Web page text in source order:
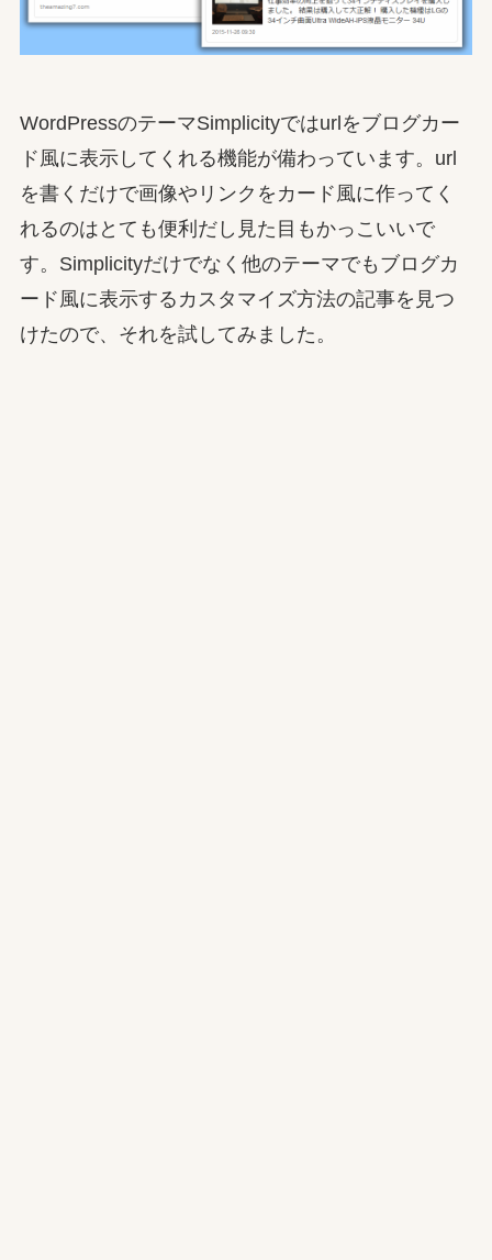
WordPressのテーマSimplicityではurlをブログカー
ド風に表示してくれる機能が備わっています。url
を書くだけで画像やリンクをカード風に作ってく
れるのはとても便利だし見た目もかっこいいで
す。Simplicityだけでなく他のテーマでもブログカ
ード風に表示するカスタマイズ方法の記事を見つ
けたので、それを試してみました。